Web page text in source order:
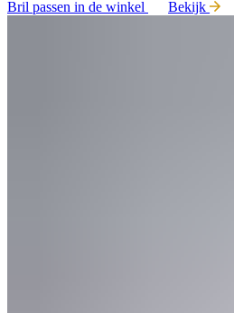
Bril passen in de winkel Bekijk